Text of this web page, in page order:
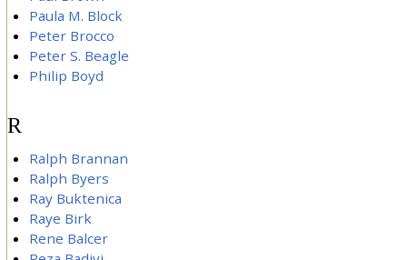
Paula M. Block
Peter Brocco
Peter S. Beagle
Philip Boyd
R
Ralph Brannan
Ralph Byers
Ray Buktenica
Raye Birk
Rene Balcer